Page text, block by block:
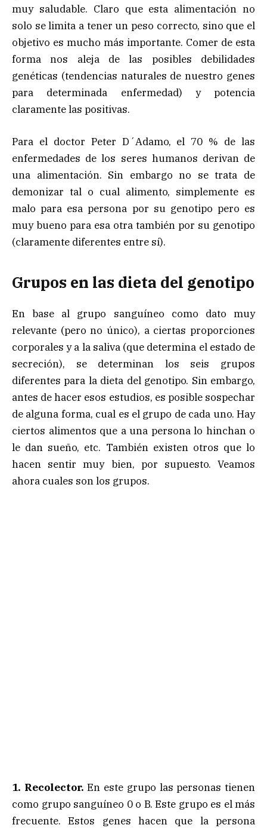
muy saludable. Claro que esta alimentación no
solo se limita a tener un peso correcto, sino que el
objetivo es mucho más importante. Comer de esta
forma nos aleja de las posibles debilidades
genéticas (tendencias naturales de nuestro genes
para determinada enfermedad) y potencia
claramente las positivas.
Para el doctor Peter D´Adamo, el 70 % de las
enfermedades de los seres humanos derivan de
una alimentación. Sin embargo no se trata de
demonizar tal o cual alimento, simplemente es
malo para esa persona por su genotipo pero es
muy bueno para esa otra también por su genotipo
(claramente diferentes entre sí).
Grupos en las dieta del genotipo
En base al grupo sanguíneo como dato muy
relevante (pero no único), a ciertas proporciones
corporales y a la saliva (que determina el estado de
secreción), se determinan los seis grupos
diferentes para la dieta del genotipo. Sin embargo,
antes de hacer esos estudios, es posible sospechar
de alguna forma, cual es el grupo de cada uno. Hay
ciertos alimentos que a una persona lo hinchan o
le dan sueño, etc. También existen otros que lo
hacen sentir muy bien, por supuesto. Veamos
ahora cuales son los grupos.
1. Recolector. En este grupo las personas tienen
como grupo sanguíneo 0 o B. Este grupo es el más
frecuente. Estos genes hacen que la persona